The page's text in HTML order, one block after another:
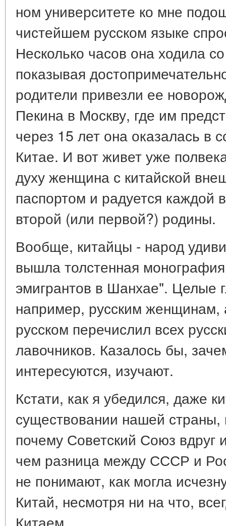
ном университете ко мне
чистейшем русском языке
Несколько часов она ходила
показывая
родители привезли ее
Пекина в Москву, где им
через 15 лет она оказалась в
Китае. И вот живет уже
духу женщина с китайской
паспортом и радуется каждой
второй (или первой?) родины.
Вообще, китайцы - народ
вышла толстенная
эмигрантов в Шанхае". Целые
например, русским женщинам,
русском перечислил всех
лавочников. Казалось бы,
интересуются, изучают.
Кстати, как я убедился, даже
существовании нашей страны,
почему Советский Союз вдруг
чем разница между СССР и
не понимают, как могла
Китай, несмотря ни на что,
Китаем.